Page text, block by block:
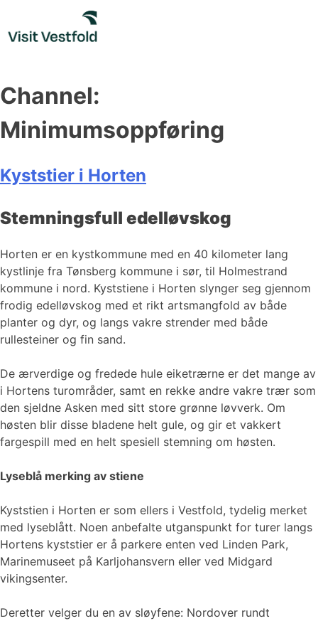
content
Channel:
Minimumsoppføring
Kyststier i Horten
Stemningsfull edelløvskog
​​​​​Horten er en kystkommune med en 40 kilometer lang
kystlinje fra Tønsberg kommune i sør, til Holmestrand
kommune i nord. Kyststiene i Horten slynger seg gjennom
frodig edelløvskog med et rikt artsmangfold av både
planter og dyr, og langs vakre strender med både
rullesteiner og fin sand.
De ærverdige og fredede hule eiketrærne er det mange av
i Hortens turområder, samt en rekke andre vakre trær som
den sjeldne Asken med sitt store grønne løvverk. Om
høsten blir disse bladene helt gule, og gir et vakkert
fargespill med en helt spesiell stemning om høsten.
Lyseblå merking av stiene
Kyststien i Horten er som ellers i Vestfold, tydelig merket
med lyseblått. Noen anbefalte utganspunkt for turer langs
Hortens kyststier er å parkere enten ved Linden Park,
Marinemuseet på Karljohansvern eller ved Midgard
vikingsenter.
Deretter velger du en av sløyfene: Nordover rundt